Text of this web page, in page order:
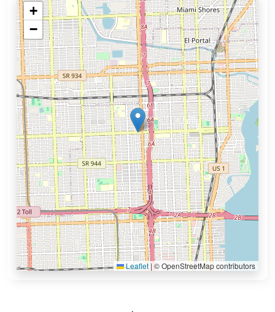
+
−
Leaflet | © OpenStreetMap contributors